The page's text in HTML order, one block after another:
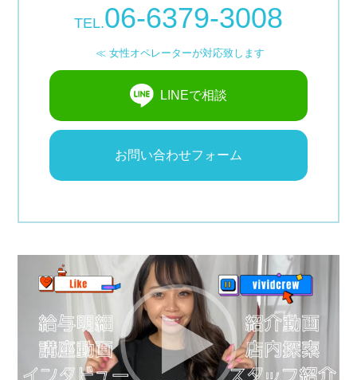
TEL.06-6379-3008
≪ 女性オペレーターが対応致します
LINEで相談
お問い合わせフォーム